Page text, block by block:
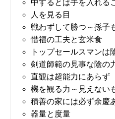
中するとは手を入れる
人を見る目
戦わずして勝つ～孫子
惜福の工夫と玄米食
トップセールスマンは
剣道師範の見事な陰の
直観は超能力にあらず
機を観る力～見えない
積善の家には必ず余慶
器量と度量